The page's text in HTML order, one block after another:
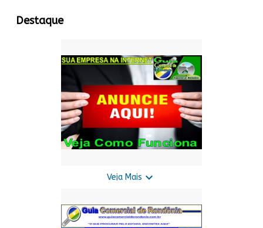
Destaque
Veja Mais 
1-ANUNCIE AQUI "Sua Empresa ou
Você na Internet"
Preço disponível só para cliente!